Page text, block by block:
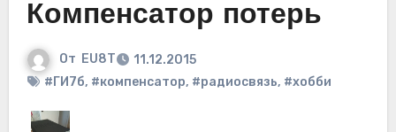
Компенсатор потерь
От EU8T
11.12.2015
#ГИ7б, #компенсатор, #радиосвязь, #хобби